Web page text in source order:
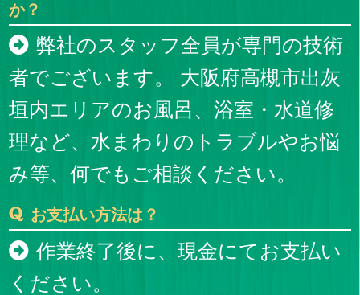
か？
弊社のスタッフ全員が専門の技術
者でございます。 大阪府高槻市出灰
垣内エリアのお風呂、浴室・水道修
理など、水まわりのトラブルやお悩
み等、何でもご相談ください。
お支払い方法は？
作業終了後に、現金にてお支払い
ください。